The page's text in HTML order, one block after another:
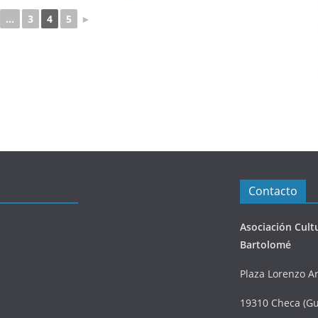
... 3 4 5 ►
Contacto
Asociación
Bartolomé
Plaza Lorenzo
19310 Checa